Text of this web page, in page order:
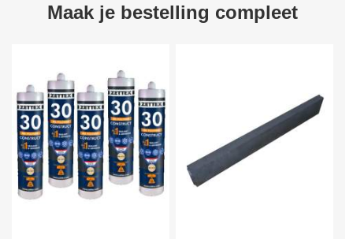
Maak je bestelling compleet